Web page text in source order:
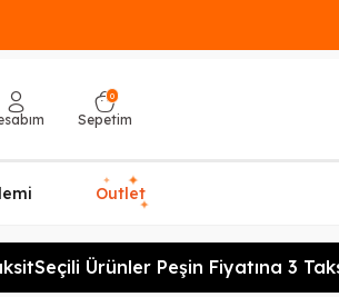
0
Sepetim
Outlet
✦ ✦
✦
Seçili Ürünler Peşin Fiyatına 3 Taksit